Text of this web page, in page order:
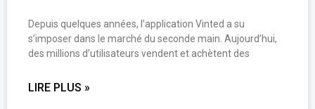
Depuis quelques années, l’application Vinted a su
s’imposer dans le marché du seconde main. Aujourd’hui,
des millions d’utilisateurs vendent et achètent des
LIRE PLUS »